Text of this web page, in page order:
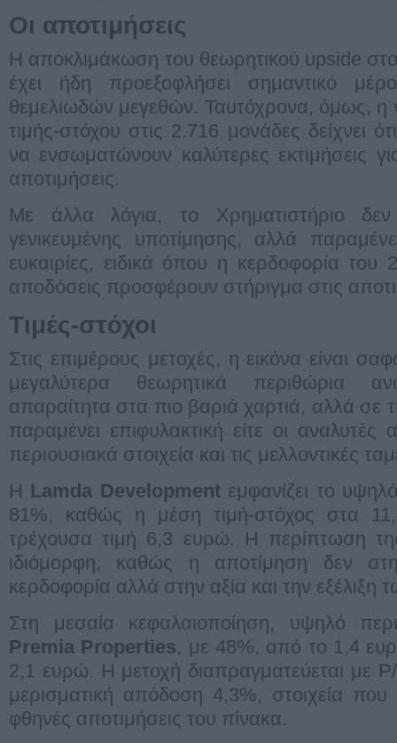
Οι αποτιμήσεις
Η αποκλιμάκωση του θεωρητικού upside
έχει ήδη προεξοφλήσει σημαντικό
θεμελιωδών μεγεθών. Ταυτόχρονα, όμως, η
τιμής-στόχου στις 2.716 μονάδες δείχνει
να ενσωματώνουν καλύτερες εκτιμήσεις
αποτιμήσεις.
Με άλλα λόγια, το Χρηματιστήριο
γενικευμένης υποτίμησης, αλλά
ευκαιρίες, ειδικά όπου η κερδοφορία του
αποδόσεις προσφέρουν στήριγμα στις
Τιμές-στόχοι
Στις επιμέρους μετοχές, η εικόνα είναι
μεγαλύτερα θεωρητικά περιθώρια
απαραίτητα στα πιο βαριά χαρτιά, αλλά σε
παραμένει επιφυλακτική είτε οι
περιουσιακά στοιχεία και τις μελλοντικές
Η Lamda Developmentεμφανίζει το
81%, καθώς η μέση τιμή-στόχος στα
τρέχουσα τιμή 6,3 ευρώ. Η περίπτωση
ιδιόμορφη, καθώς η αποτίμηση δεν
κερδοφορία αλλά στην αξία και την εξέλιξη
Στη μεσαία κεφαλαιοποίηση, υψηλό
Premia Properties, με 48%, από το 1,4
2,1 ευρώ. Η μετοχή διαπραγματεύεται με
μερισματική απόδοση 4,3%, στοιχεία
φθηνές αποτιμήσεις του πίνακα.